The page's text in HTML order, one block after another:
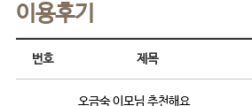
이용후기
번호 제목
오금숙 이모님 추천해요